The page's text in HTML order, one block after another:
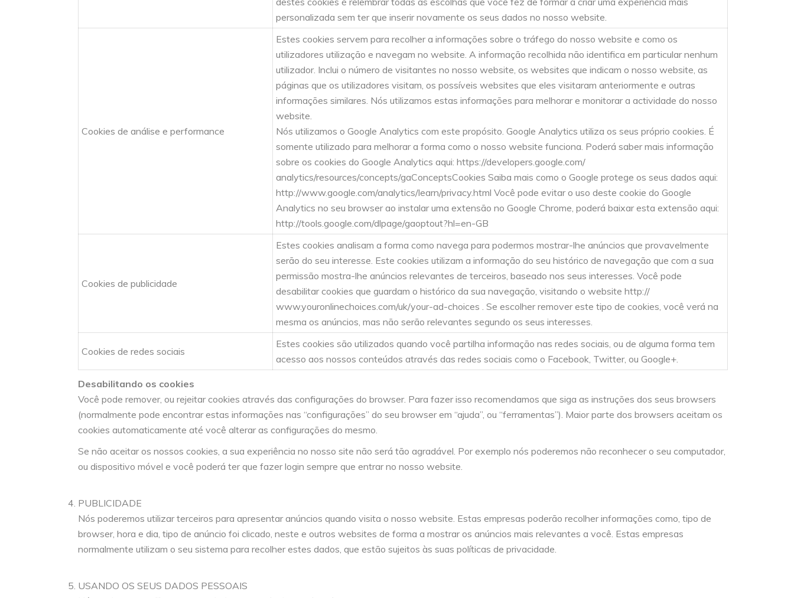
personalizada sem ter que inserir novamente os seus dados no nosso website.
Cookies de análise e performance
Estes cookies servem para recolher a informações sobre o tráfego do nosso website e como os
utilizadores utilização e navegam no website. A informação recolhida não identifica em particular nenhum
utilizador. Inclui o número de visitantes no nosso website, os websites que indicam o nosso website, as
páginas que os utilizadores visitam, os possíveis websites que eles visitaram anteriormente e outras
informações similares. Nós utilizamos estas informações para melhorar e monitorar a actividade do nosso
website.
Nós utilizamos o Google Analytics com este propósito. Google Analytics utiliza os seus próprio cookies. É
somente utilizado para melhorar a forma como o nosso website funciona. Poderá saber mais informação
sobre os cookies do Google Analytics aqui: https://developers.google.com/
analytics/resources/concepts/gaConceptsCookies Saiba mais como o Google protege os seus dados aqui:
http://www.google.com/analytics/learn/privacy.html Você pode evitar o uso deste cookie do Google
Analytics no seu browser ao instalar uma extensão no Google Chrome, poderá baixar esta extensão aqui:
http://tools.google.com/dlpage/gaoptout?hl=en-GB
Cookies de publicidade
Estes cookies analisam a forma como navega para podermos mostrar-lhe anúncios que provavelmente
serão do seu interesse. Este cookies utilizam a informação do seu histórico de navegação que com a sua
permissão mostra-lhe anúncios relevantes de terceiros, baseado nos seus interesses. Você pode
desabilitar cookies que guardam o histórico da sua navegação, visitando o website http://
www.youronlinechoices.com/uk/your-ad-choices . Se escolher remover este tipo de cookies, você verá na
mesma os anúncios, mas não serão relevantes segundo os seus interesses.
Cookies de redes sociais
Estes cookies são utilizados quando você partilha informação nas redes sociais, ou de alguma forma tem
acesso aos nossos conteúdos através das redes sociais como o Facebook, Twitter, ou Google+.
Desabilitando os cookies
Você pode remover, ou rejeitar cookies através das configurações do browser. Para fazer isso recomendamos que siga as instruções dos seus browsers
(normalmente pode encontrar estas informações nas “configurações” do seu browser em “ajuda”, ou “ferramentas”). Maior parte dos browsers aceitam os
cookies automaticamente até você alterar as configurações do mesmo.
Se não aceitar os nossos cookies, a sua experiência no nosso site não será tão agradável. Por exemplo nós poderemos não reconhecer o seu computador,
ou dispositivo móvel e você poderá ter que fazer login sempre que entrar no nosso website.
PUBLICIDADE
Nós poderemos utilizar terceiros para apresentar anúncios quando visita o nosso website. Estas empresas poderão recolher informações como, tipo de
browser, hora e dia, tipo de anúncio foi clicado, neste e outros websites de forma a mostrar os anúncios mais relevantes a você. Estas empresas
normalmente utilizam o seu sistema para recolher estes dados, que estão sujeitos às suas políticas de privacidade.
USANDO OS SEUS DADOS PESSOAIS